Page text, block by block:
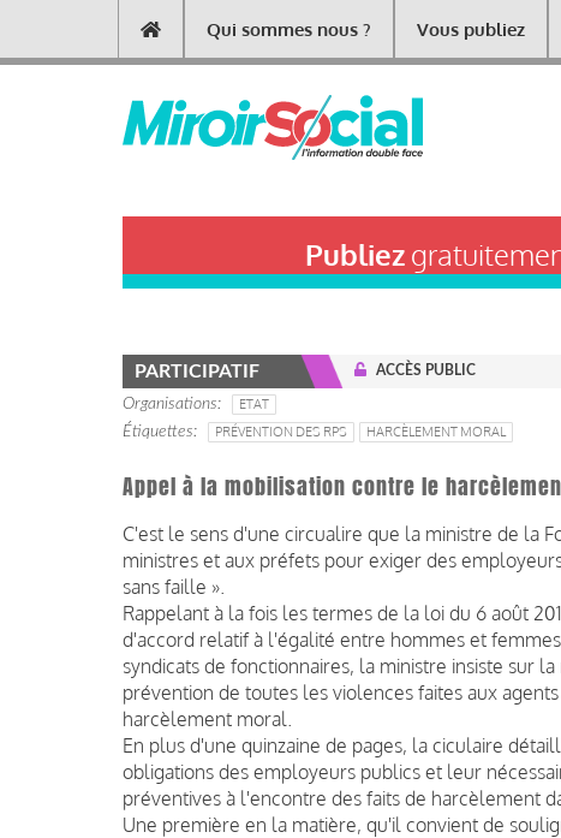
contenu
Main
navigation
Qui sommes nous ? Vous publiez
Publiez
PARTICIPATIF ACCÈS PUBLIC
Organisations
ETAT
Étiquettes
PRÉVENTION DES RPS HARCÈLEMENT MORAL
Appel à la mobilisation contre le
C'est le sens d'une circualire que la ministre de la
ministres et aux préfets pour exiger des
sans faille ».
Rappelant à la fois les termes de la loi du 6 août
d'accord relatif à l'égalité entre hommes et
syndicats de fonctionnaires, la ministre insiste sur
prévention de toutes les violences faites aux
harcèlement moral.
En plus d'une quinzaine de pages, la ciculaire
obligations des employeurs publics et leur
préventives à l'encontre des faits de harcèlement
Une première en la matière, qu'il convient de